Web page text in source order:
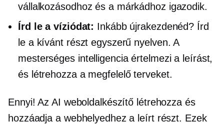
vállalkozásodhoz és a márkádhoz igazodik.
Írd le a víziódat: Inkább újrakezdenéd? Írd
le a kívánt részt egyszerű nyelven. A
mesterséges intelligencia értelmezi a leírást,
és létrehozza a megfelelő terveket.
Ennyi! Az AI weboldalkészítő létrehozza és
hozzáadja a webhelyedhez a leírt részt. Ezek